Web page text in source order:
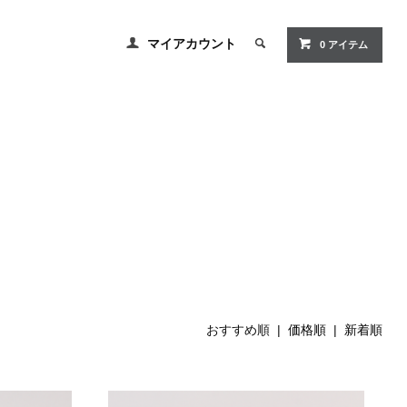
マイアカウント 0 アイテム
おすすめ順 |価格順 | 新着順